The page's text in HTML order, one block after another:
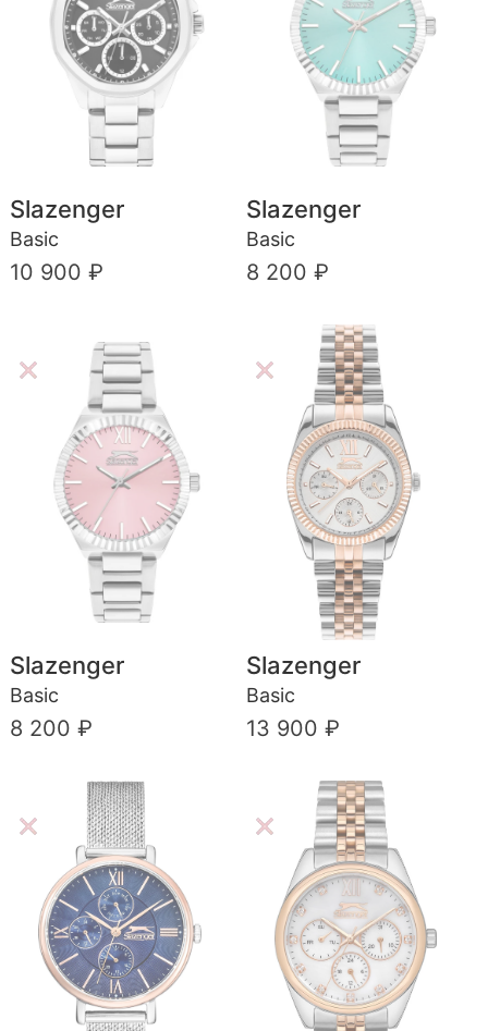
Slazenger
Basic
10 900 ₽
Slazenger
Basic
8 200 ₽
Slazenger
Basic
8 200 ₽
Slazenger
Basic
13 900 ₽